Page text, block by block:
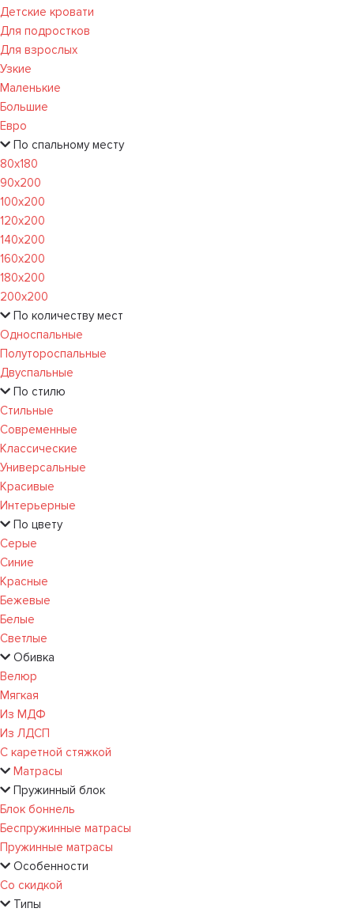
Детские кровати
Для подростков
Для взрослых
Узкие
Маленькие
Большие
Евро
По спальному месту
80х180
90х200
100х200
120x200
140х200
160х200
180х200
200х200
По количеству мест
Односпальные
Полутороспальные
Двуспальные
По стилю
Стильные
Современные
Классические
Универсальные
Красивые
Интерьерные
По цвету
Серые
Синие
Красные
Бежевые
Белые
Светлые
Обивка
Велюр
Мягкая
Из МДФ
Из ЛДСП
С каретной стяжкой
Матрасы
Пружинный блок
Блок боннель
Беспружинные матрасы
Пружинные матрасы
Особенности
Со скидкой
Типы